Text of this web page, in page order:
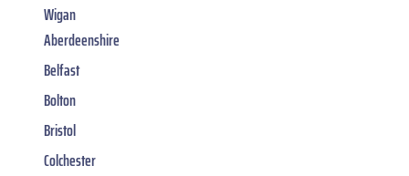
Wigan
Aberdeenshire
Belfast
Bolton
Bristol
Colchester